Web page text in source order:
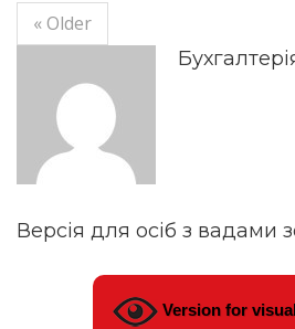
« Older
Версія для осіб з вадами
Version for